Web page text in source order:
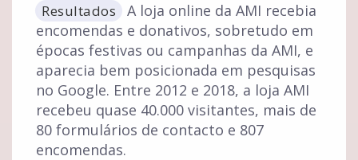
Resultados
A loja online da AMI recebia
encomendas e donativos, sobretudo em
épocas festivas ou campanhas da AMI, e
aparecia bem posicionada em pesquisas
no Google. Entre 2012 e 2018, a loja AMI
recebeu quase 40.000 visitantes, mais de
80 formulários de contacto e 807
encomendas.